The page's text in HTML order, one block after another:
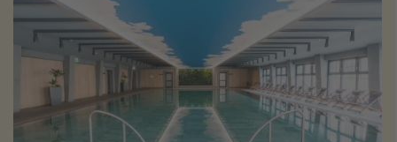
Pauschalreisen
Kreuzfahrten
Reiseziele
Alle Reiseziele